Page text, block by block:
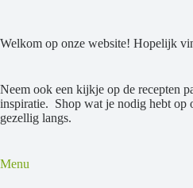
Welkom op onze website! Hopelijk
Neem ook een kijkje op de recepten
inspiratie. Shop wat je nodig hebt op
gezellig langs.
Menu